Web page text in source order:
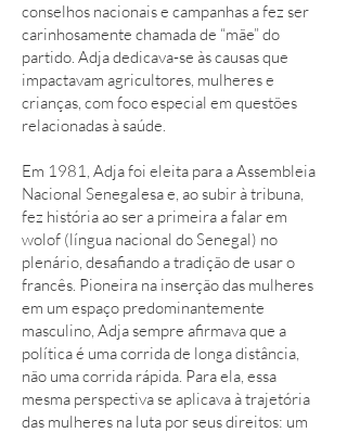
conselhos nacionais e campanhas a fez ser
carinhosamente chamada de “mãe” do
partido. Adja dedicava-se às causas que
impactavam agricultores, mulheres e
crianças, com foco especial em questões
relacionadas à saúde.
Em 1981, Adja foi eleita para a Assembleia
Nacional Senegalesa e, ao subir à tribuna,
fez história ao ser a primeira a falar em
wolof (língua nacional do Senegal) no
plenário, desafiando a tradição de usar o
francês. Pioneira na inserção das mulheres
em um espaço predominantemente
masculino, Adja sempre afirmava que a
política é uma corrida de longa distância,
não uma corrida rápida. Para ela, essa
mesma perspectiva se aplicava à trajetória
das mulheres na luta por seus direitos: um